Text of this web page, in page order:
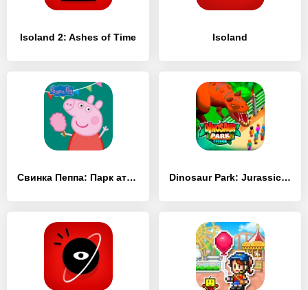
Isoland 2: Ashes of Time Isoland
Свинка Пеппа: Парк аттракционов Dinosaur Park: Jurassic Tycoon